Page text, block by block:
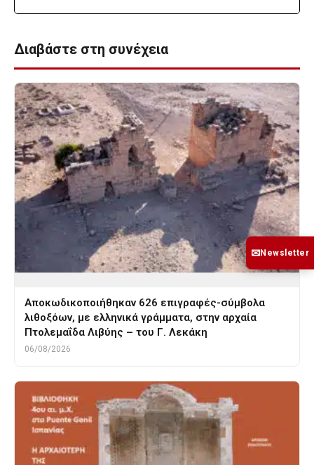
Διαβάστε στη συνέχεια
Αποκωδικοποιήθηκαν 626 επιγραφές-σύμβολα
λιθοξόων, με ελληνικά γράμματα, στην αρχαία
Πτολεμαΐδα Λιβύης – του Γ. Λεκάκη
06/08/2026
✉Newsletter